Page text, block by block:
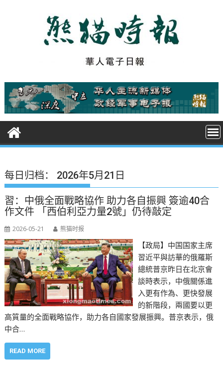
t
每日归档： 2026年5月21日
習：中俄全面戰略協作 助力各自振興 簽逾40合
作文件 「西伯利亞力量2號」仍待敲定
2026-05-21 熊猫时报
【政局】中国国家主席
習近平與訪華的俄羅斯
總統普京昨日在北京會
談時表示，中俄關係進
入更有作為、更快發展
的新階段，兩國要以更
高質量的全面戰略協作，助力各自國家發展振興。普京表示，俄
中合…
READ MORE